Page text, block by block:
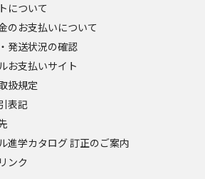
資料検索
について
のお支払いについて
発送状況の確認
お支払いサイト
扱規定
表記
進学カタログ 訂正のご案内
ンク